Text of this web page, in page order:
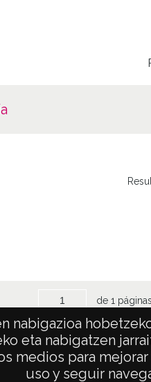
nabigazioa
eta nabigatzen
medios para
uso y seguir
de 1 páginas